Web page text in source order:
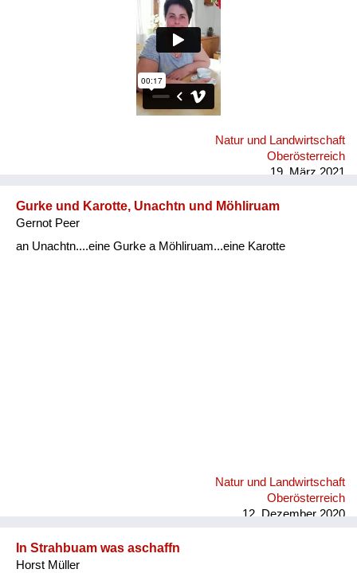
Natur und Landwirtschaft
Oberösterreich
19. März 2021
Gurke und Karotte, Unachtn und Möhliruam
Gernot Peer
an Unachtn....eine Gurke a Möhliruam...eine Karotte
Natur und Landwirtschaft
Oberösterreich
12. Dezember 2020
In Strahbuam was aschaffn
Horst Müller